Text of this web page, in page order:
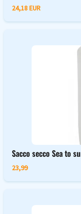
24,18 EUR
Sacco secco Sea to
23,99